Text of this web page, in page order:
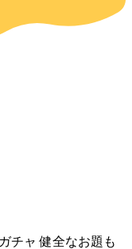
チャ 健全なお題も